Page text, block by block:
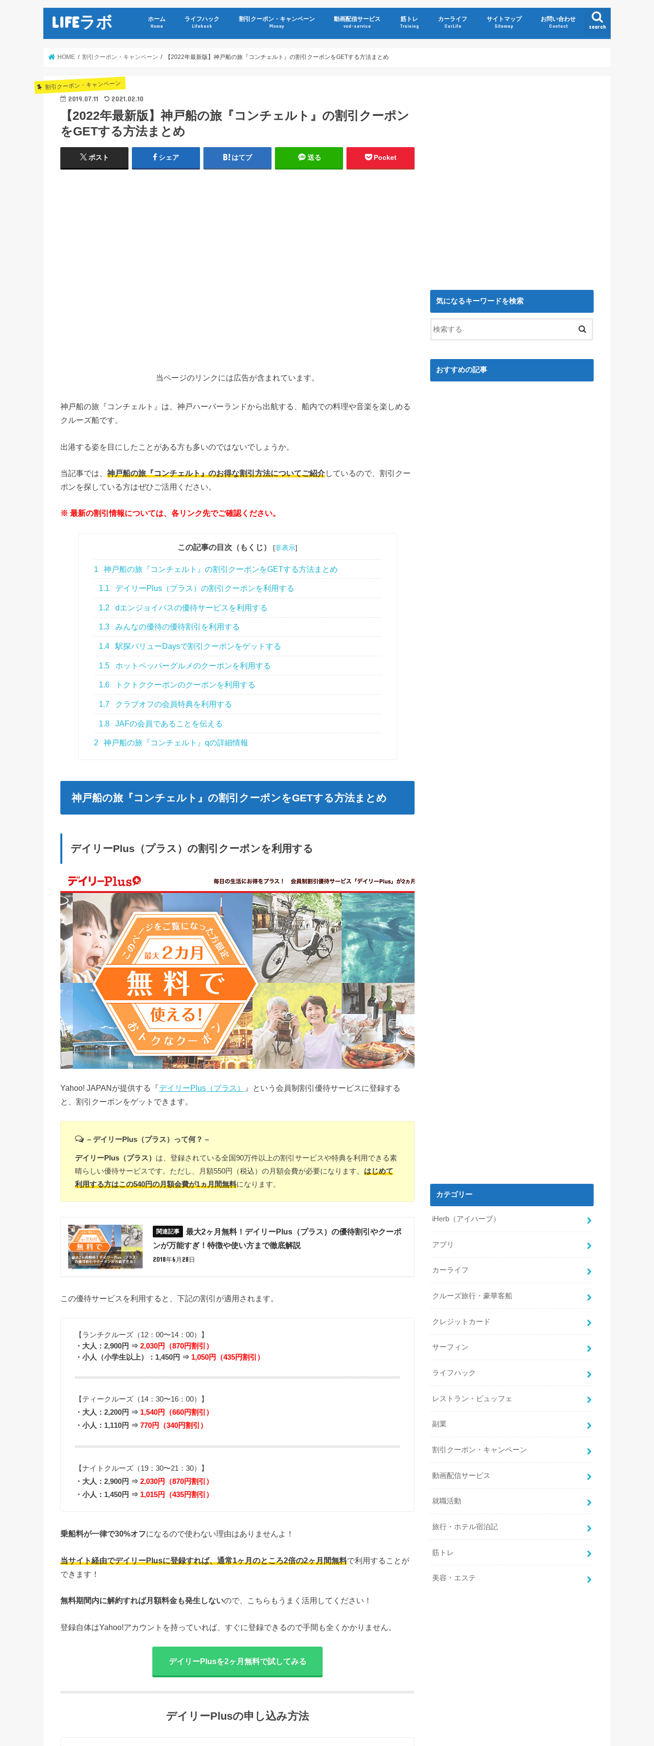
LIFEラボ search
ホーム
Home
ライフハック
Lifehack
割引クーポン・キャンペーン
Money
動画配信サービス
vod-service
筋トレ
Training
カーライフ
CarLife
サイトマップ
Sitemap
お問い合わせ
Contact
HOME 割引クーポン・キャンペーン 【2022年最新版】神戸船の旅『コンチェルト』の割引クーポンをGETする方法まとめ
割引クーポン・キャンペーン
2019.07.11 2021.02.10
【2022年最新版】神戸船の旅『コンチェルト』の割引クーポン
をGETする方法まとめ
ポスト シェア はてブ 送る Pocket
当ページのリンクには広告が含まれています。
神戸船の旅『コンチェルト』は、神戸ハーバーランドから出航する、船内での料理や音楽を楽しめる
クルーズ船です。
出港する姿を目にしたことがある方も多いのではないでしょうか。
当記事では、 神戸船の旅『コンチェルト』のお得な割引方法についてご紹介しているので、割引クー
ポンを探している方はぜひご活用ください。
※ 最新の割引情報については、各リンク先でご確認ください。
この記事の目次（もくじ） [非表示]
1 神戸船の旅『コンチェルト』の割引クーポンをGETする方法まとめ
1.1 デイリーPlus（プラス）の割引クーポンを利用する
1.2 dエンジョイパスの優待サービスを利用する
1.3 みんなの優待の優待割引を利用する
1.4 駅探バリューDaysで割引クーポンをゲットする
1.5 ホットペッパーグルメのクーポンを利用する
1.6 トクトククーポンのクーポンを利用する
1.7 クラブオフの会員特典を利用する
1.8 JAFの会員であることを伝える
2 神戸船の旅『コンチェルト』qの詳細情報
神戸船の旅『コンチェルト』の割引クーポンをGETする方法まとめ
デイリーPlus（プラス）の割引クーポンを利用する
Yahoo! JAPANが提供する『デイリーPlus（プラス）
』という会員制割引優待サービスに登録する
と、割引クーポンをゲットできます。
– デイリーPlus（プラス）って何？ –
デイリーPlus（プラス） は、登録されている全国90万件以上の割引サービスや特典を利用できる素
晴らしい優待サービスです。ただし、月額550円（税込）の月額会費が必要になります。はじめて
利用する方はこの540円の月額会費が1ヵ月間無料になります。
最大2ヶ月無料！デイリーPlus（プラス）の優待割引やクーポ
ンが万能すぎ！特徴や使い方まで徹底解説
2018年6月28日
この優待サービスを利用すると、下記の割引が適用されます。
【ランチクルーズ（12：00〜14：00）】
・大人：2,900円 ⇒2,030円（870円割引）
・小人（小学生以上）：1,450円 ⇒ 1,050円（435円割引）
【ティークルーズ（14：30〜16：00）】
・大人：2,200円 ⇒ 1,540円（660円割引）
・小人：1,110円 ⇒770円（340円割引）
【ナイトクルーズ（19：30〜21：30）】
・大人：2,900円 ⇒2,030円（870円割引）
・小人：1,450円 ⇒ 1,015円（435円割引）
乗船料が一律で30%オフになるので使わない理由はありませんよ！
当サイト経由でデイリーPlusに登録すれば、通常1ヶ月のところ2倍の2ヶ月間無料で利用することが
できます！
無料期間内に解約すれば月額料金も発生しないので、こちらもうまく活用してください！
登録自体はYahoo!アカウントを持っていれば、すぐに登録できるので手間も全くかかりません。
デイリーPlusを2ヶ月無料で試してみる
デイリーPlusの申し込み方法
気になるキーワードを検索
おすすめの記事
カテゴリー
iHerb（アイハーブ）
アプリ
カーライフ
クルーズ旅行・豪華客船
クレジットカード
サーフィン
ライフハック
レストラン・ビュッフェ
副業
割引クーポン・キャンペーン
動画配信サービス
就職活動
旅行・ホテル宿泊記
筋トレ
美容・エステ